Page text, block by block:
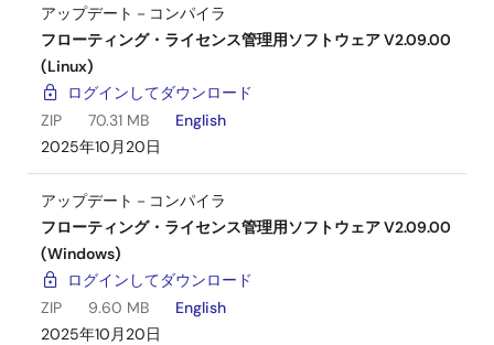
アップデート－コンパイラ
フローティング・ライセンス管理用ソフトウェア V2.09.00
(Linux)
ログインしてダウンロード
ZIP
70.31 MB
English
2025年10月20日
アップデート－コンパイラ
フローティング・ライセンス管理用ソフトウェア V2.09.00
(Windows)
ログインしてダウンロード
ZIP
9.60 MB
English
2025年10月20日